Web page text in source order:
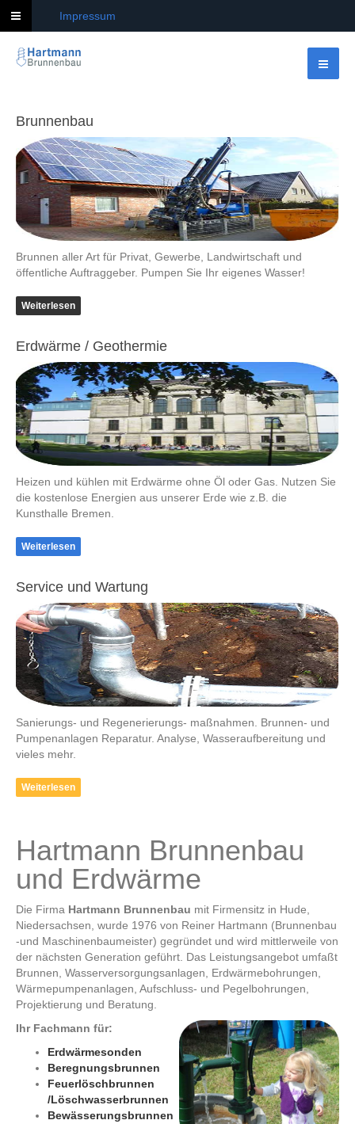
Impressum
Brunnenbau
Brunnen aller Art für Privat, Gewerbe, Landwirtschaft und
öffentliche Auftraggeber. Pumpen Sie Ihr eigenes Wasser!
Weiterlesen
Erdwärme / Geothermie
Heizen und kühlen mit Erdwärme ohne Öl oder Gas. Nutzen Sie
die kostenlose Energien aus unserer Erde wie z.B. die
Kunsthalle Bremen.
Weiterlesen
Service und Wartung
Sanierungs- und Regenerierungs- maßnahmen. Brunnen- und
Pumpenanlagen Reparatur. Analyse, Wasseraufbereitung und
vieles mehr.
Weiterlesen
Hartmann Brunnenbau
und Erdwärme
Die Firma Hartmann Brunnenbau mit Firmensitz in Hude,
Niedersachsen, wurde 1976 von Reiner Hartmann (Brunnenbau
-und Maschinenbaumeister) gegründet und wird mittlerweile von
der nächsten Generation geführt. Das Leistungsangebot umfaßt
Brunnen, Wasserversorgungsanlagen, Erdwärmebohrungen,
Wärmepumpenanlagen, Aufschluss- und Pegelbohrungen,
Projektierung und Beratung.
Ihr Fachmann für:
Erdwärmesonden
Beregnungsbrunnen
Feuerlöschbrunnen
/Löschwasserbrunnen
Bewässerungsbrunnen